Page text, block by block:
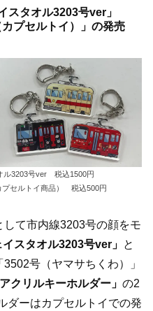
スタオル3203号ver」
カプセルトイ）」の発売
ル3203号ver 税込1500円
プセルトイ商品） 税込500円
て市内線3203号の顔をモ
イスタオル3203号ver」 と
号（ヤマサちくわ）」
アクリルキーホルダー」 の2
ダーはカプセルトイでの発